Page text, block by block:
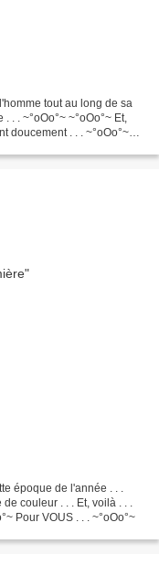
tout au long de sa
. . ~°oOo°~ ~°oOo°~ Et,
doucement . . . ~°oOo°~
époque de l'année . . .
couleur . . . Et, voilà . . .
Pour VOUS . . . ~°oOo°~